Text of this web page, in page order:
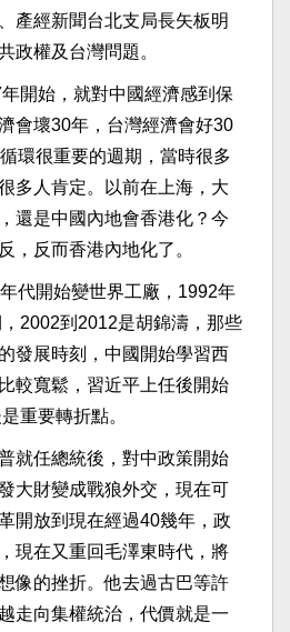
產經新聞台北支局長矢板明
政權及台灣問題。
開始，就對中國經濟感到保
會壞30年，台灣經濟會好30
環很重要的週期，當時很多
多人肯定。以前在上海，大
還是中國內地會香港化？今
，反而香港內地化了。
代開始變世界工廠，1992年
2002到2012是胡錦濤，那些
發展時刻，中國開始學習西
較寬鬆，習近平上任後開始
重要轉折點。
就任總統後，對中政策開始
大財變成戰狼外交，現在可
開放到現在經過40幾年，政
現在又重回毛澤東時代，將
像的挫折。他去過古巴等許
走向集權統治，代價就是一